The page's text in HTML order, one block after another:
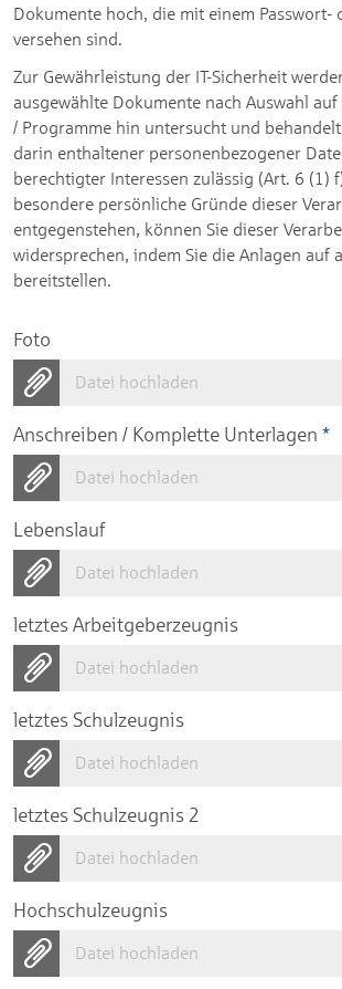
Dokumente hoch, die mit einem Passwort-
versehen sind.
Zur Gewährleistung der IT-Sicherheit
ausgewählte Dokumente nach Auswahl
/ Programme hin untersucht und
darin enthaltener personenbezogener
berechtigter Interessen zulässig (Art. 6 (1)
besondere persönliche Gründe dieser
entgegenstehen, können Sie dieser
widersprechen, indem Sie die Anlagen auf
bereitstellen.
Foto
Datei hochladen
Anschreiben / Komplette Unterlagen *
Datei hochladen
Lebenslauf
Datei hochladen
letztes Arbeitgeberzeugnis
Datei hochladen
letztes Schulzeugnis
Datei hochladen
letztes Schulzeugnis 2
Datei hochladen
Hochschulzeugnis
Datei hochladen